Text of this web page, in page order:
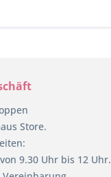
Store.
9.30 Uhr bis 12 Uhr.